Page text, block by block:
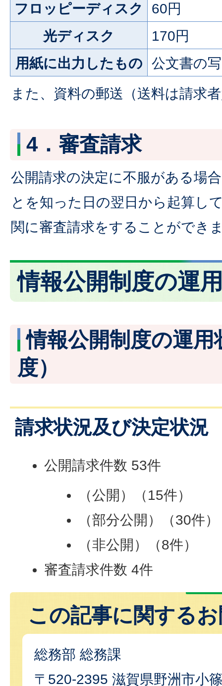
フロッピーディスク
60円
光ディスク
170円
用紙に出力したもの
公文書の
また、資料の郵送（送料は請求
4．審査請求
公開請求の決定に不服がある場
とを知った日の翌日から起算し
関に審査請求をすることができ
情報公開制度の運
情報公開制度の運用
度）
請求状況及び決定状況
公開請求件数 53件
（公開）（15件）
（部分公開）（30件）
（非公開）（8件）
審査請求件数 4件
この記事に関する
総務部 総務課
〒520-2395 滋賀県野洲市小